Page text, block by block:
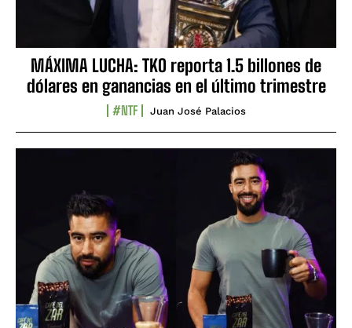
MÁXIMA LUCHA: TKO reporta 1.5 billones de
dólares en ganancias en el último trimestre
#NTF Juan José Palacios